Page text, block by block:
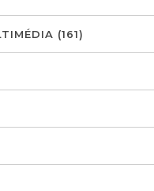
(161)